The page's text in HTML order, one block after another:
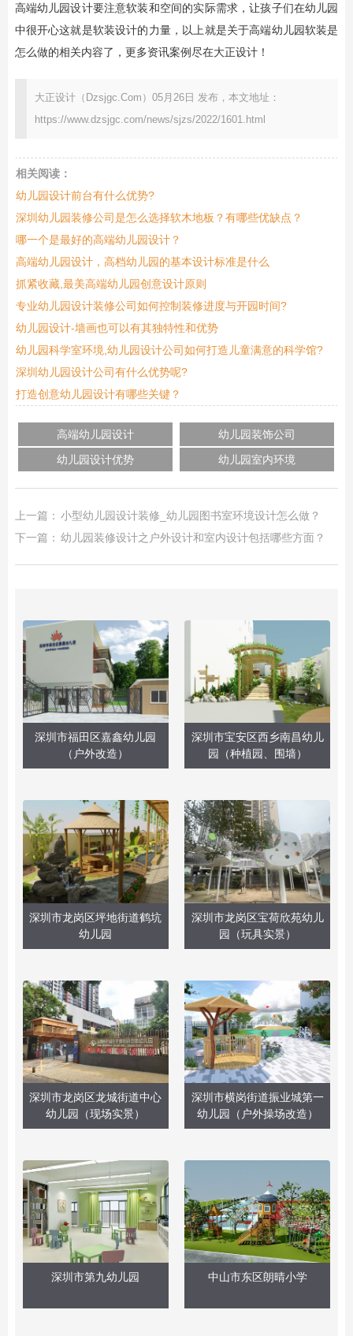
高端幼儿园设计要注意软装和空间的实际需求，让孩子们在幼儿园
中很开心这就是软装设计的力量，以上就是关于高端幼儿园软装是
怎么做的相关内容了，更多资讯案例尽在大正设计！
大正设计（Dzsjgc.Com）05月26日 发布，本文地址：
https://www.dzsjgc.com/news/sjzs/2022/1601.html
相关阅读：
幼儿园设计前台有什么优势?
深圳幼儿园装修公司是怎么选择软木地板？有哪些优缺点？
哪一个是最好的高端幼儿园设计？
高端幼儿园设计，高档幼儿园的基本设计标准是什么
抓紧收藏,最美高端幼儿园创意设计原则
专业幼儿园设计装修公司如何控制装修进度与开园时间?
幼儿园设计-墙画也可以有其独特性和优势
幼儿园科学室环境,幼儿园设计公司如何打造儿童满意的科学馆?
深圳幼儿园设计公司有什么优势呢?
打造创意幼儿园设计有哪些关键？
高端幼儿园设计
幼儿园装饰公司
幼儿园设计优势
幼儿园室内环境
上一篇： 小型幼儿园设计装修_幼儿园图书室环境设计怎么做？
下一篇： 幼儿园装修设计之户外设计和室内设计包括哪些方面？
深圳市福田区嘉鑫幼儿园
（户外改造）
深圳市宝安区西乡南昌幼儿
园（种植园、围墙）
深圳市龙岗区坪地街道鹤坑
幼儿园
深圳市龙岗区宝荷欣苑幼儿
园（玩具实景）
深圳市龙岗区龙城街道中心
幼儿园（现场实景）
深圳市横岗街道振业城第一
幼儿园（户外操场改造）
深圳市第九幼儿园 中山市东区朗晴小学